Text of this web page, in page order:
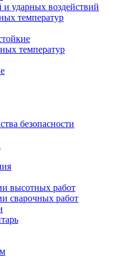
ударных воздействий
температур
температур
безопасности
высотных работ
сварочных работ